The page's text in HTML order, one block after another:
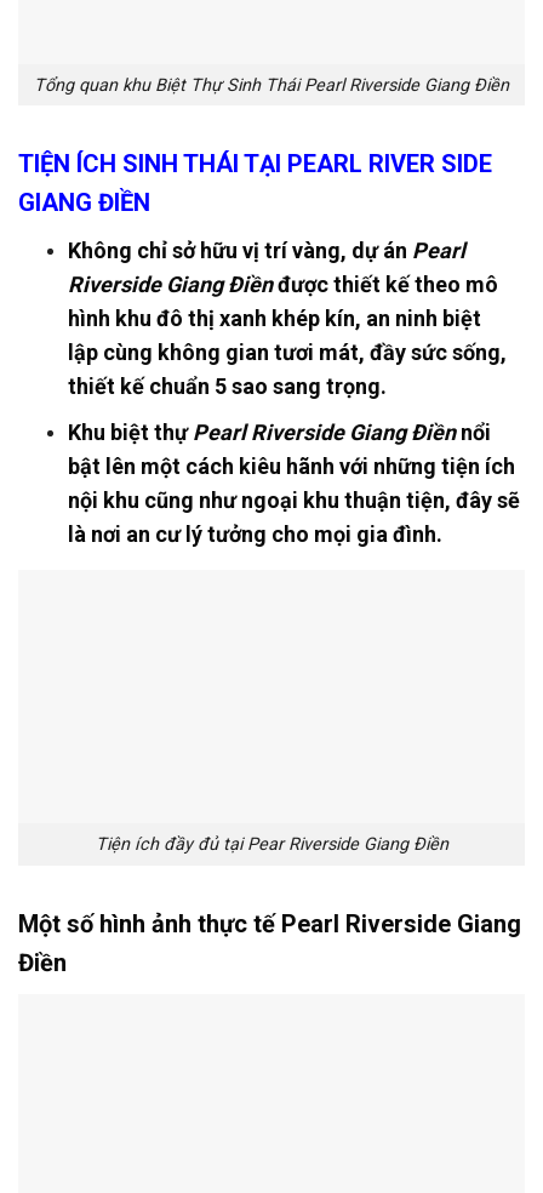
Tổng quan khu Biệt Thự Sinh Thái Pearl Riverside Giang Điền
TIỆN ÍCH SINH THÁI TẠI PEARL RIVER SIDE
GIANG ĐIỀN
Không chỉ sở hữu vị trí vàng, dự án Pearl
Riverside Giang Điềnđược thiết kế theo mô
hình khu đô thị xanh khép kín, an ninh biệt
lập cùng không gian tươi mát, đầy sức sống,
thiết kế chuẩn 5 sao sang trọng.
Khu biệt thựPearl Riverside Giang Điềnnổi
bật lên một cách kiêu hãnh với những tiện ích
nội khu cũng như ngoại khu thuận tiện, đây sẽ
là nơi an cư lý tưởng cho mọi gia đình.
Tiện ích đầy đủ tại Pear Riverside Giang Điền
Một số hình ảnh thực tế Pearl Riverside Giang
Điền